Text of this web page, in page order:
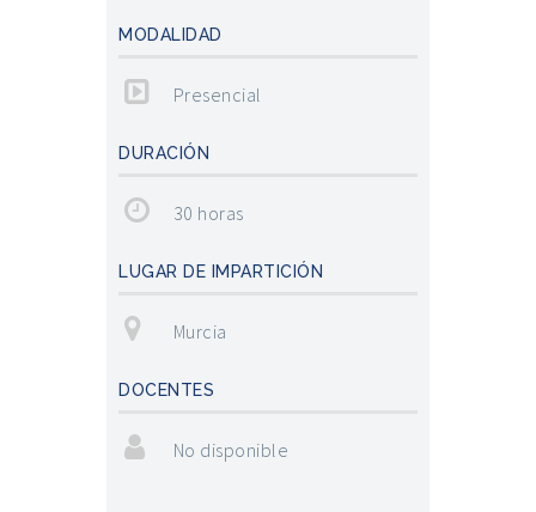
MODALIDAD
Presencial
DURACIÓN
30 horas
LUGAR DE IMPARTICIÓN
Murcia
DOCENTES
No disponible